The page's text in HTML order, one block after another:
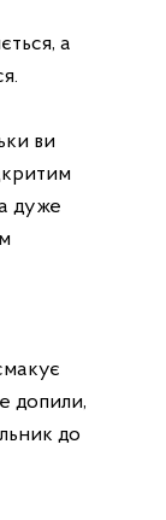
а
ви
дуже
допили,
до